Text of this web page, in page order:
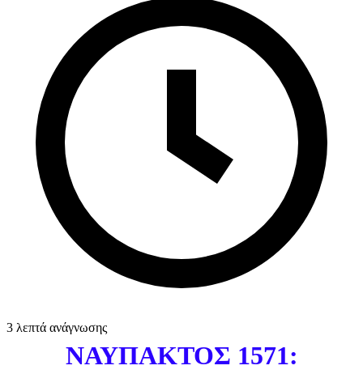
3 λεπτά ανάγνωσης
ΝΑΥΠΑΚΤΟΣ 1571: